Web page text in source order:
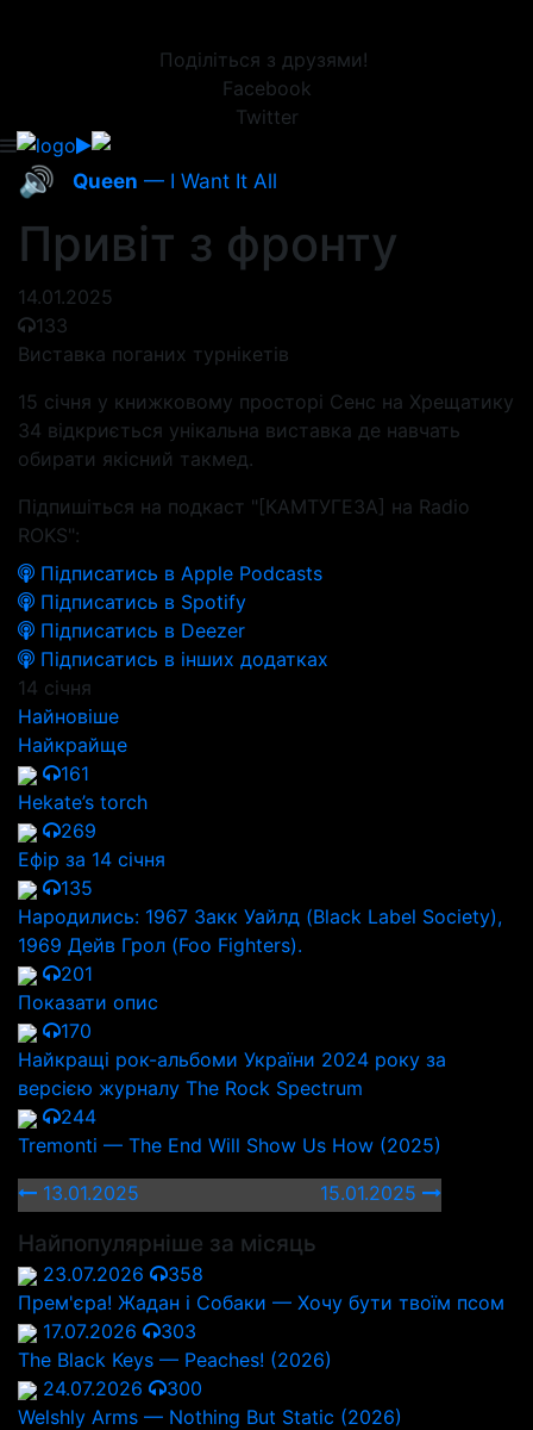
Поділіться з друзями!
Facebook
Twitter
🔊 Queen — I Want It All
Привіт з фронту
14.01.2025
133
Виставка поганих турнікетів
15 січня у книжковому просторі Сенс на Хрещатику
34 відкриється унікальна виставка де навчать
обирати якісний такмед.
Підпишіться на подкаст "[КАМТУГЕЗА] на Radio
ROKS":
Підписатись в Apple Podcasts
Підписатись в Spotify
Підписатись в Deezer
Підписатись в інших додатках
14 січня
Найновіше
Найкрайще
161
Hekate’s torch
269
Ефір за 14 січня
135
Народились: 1967 Закк Уайлд (Black Label Society),
1969 Дейв Грол (Foo Fighters).
201
Показати опис
170
Найкращі рок-альбоми України 2024 року за
версією журналу The Rock Spectrum
244
Tremonti — The End Will Show Us How (2025)
13.01.2025
15.01.2025
Найпопулярніше за місяць
23.07.2026
358
Прем'єра! Жадан і Собаки — Хочу бути твоїм псом
17.07.2026
303
The Black Keys — Peaches! (2026)
24.07.2026
300
Welshly Arms — Nothing But Static (2026)